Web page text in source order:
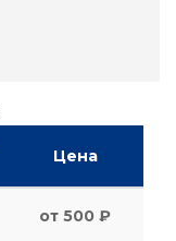
Цена
от 500 ₽